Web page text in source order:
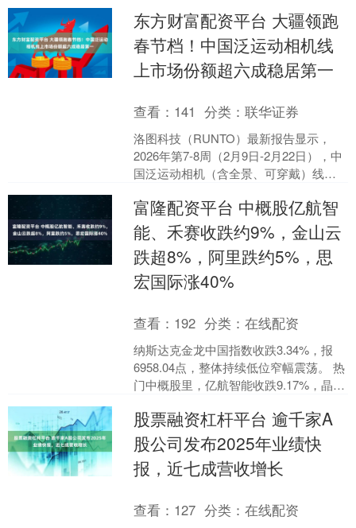
占比超七成，累计净流....
东方财富配资平台 大疆领跑
春节档！中国泛运动相机线
上市场份额超六成稳居第一
查看： 141 分类：联华证券
洛图科技（RUNTO）最新报告显示，
2026年第7-8周（2月9日-2月22日），中
国泛运动相机（含全景、可穿戴）线上
台，....
富隆配资平台 中概股亿航智
能、禾赛收跌约9%，金山云
跌超8%，阿里跌约5%，思
宏国际涨40%
查看： 192 分类：在线配资
纳斯达克金龙中国指数收跌3.34%，报
6958.04点，整体持续低位窄幅震荡。 热
门中概股里，亿航智能收跌9.17%，晶科
股票融资杠杆平台 逾千家A
股公司发布2025年业绩快
报，近七成营收增长
查看： 127 分类：在线配资